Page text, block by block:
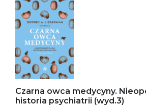
Czarna owca medycyny.
historia psychiatrii (wyd.3)